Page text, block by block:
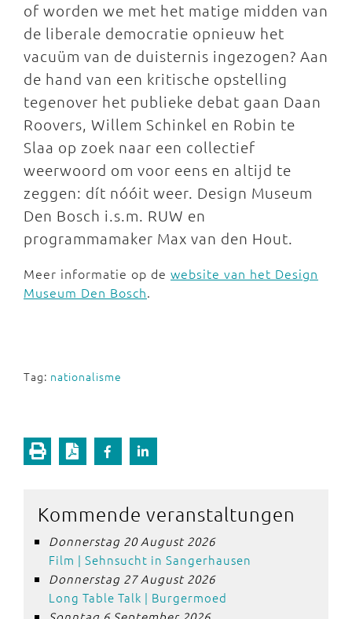
of worden we met het matige midden van
de liberale democratie opnieuw het
vacuüm van de duisternis ingezogen? Aan
de hand van een kritische opstelling
tegenover het publieke debat gaan Daan
Roovers, Willem Schinkel en Robin te
Slaa op zoek naar een collectief
weerwoord om voor eens en altijd te
zeggen: dít nóóit weer. Design Museum
Den Bosch i.s.m. RUW en
programmamaker Max van den Hout.
Meer informatie op de website van het Design
Museum Den Bosch.
Tag: nationalisme
Kommende veranstaltungen
Donnerstag 20 August 2026
Film | Sehnsucht in Sangerhausen
Donnerstag 27 August 2026
Long Table Talk | Burgermoed